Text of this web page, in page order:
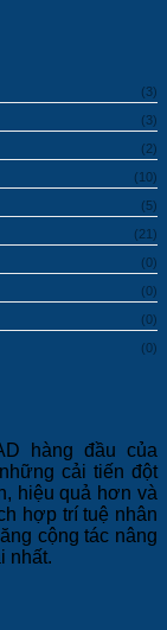
(3)
(3)
(2)
(10)
(5)
(21)
(0)
(0)
(0)
(0)
hàng đầu của
cải tiến đột
hiệu quả hơn và
hợp trí tuệ nhân
cộng tác nâng
nhất.